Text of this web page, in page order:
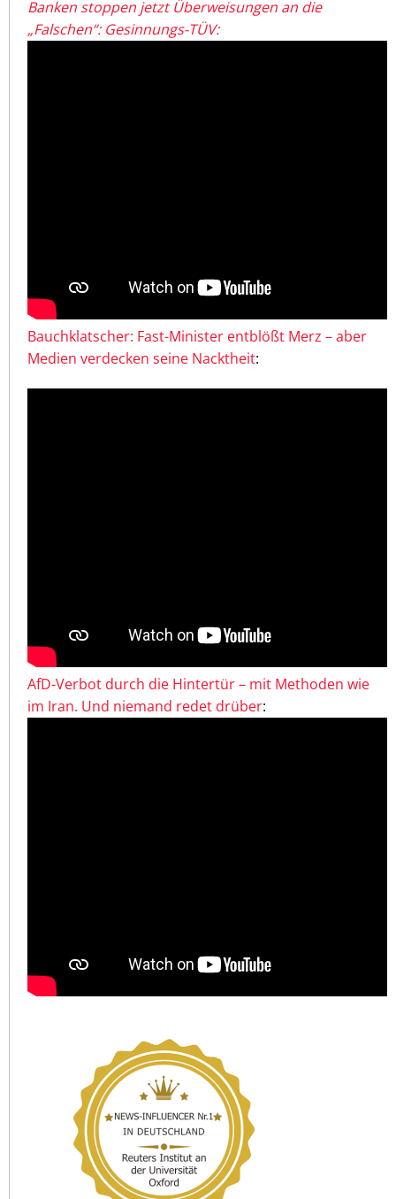
Banken stoppen jetzt Überweisungen an die
„Falschen“: Gesinnungs-TÜV:
Bauchklatscher: Fast-Minister entblößt Merz – aber
Medien verdecken seine Nacktheit:
AfD-Verbot durch die Hintertür – mit Methoden wie
im Iran. Und niemand redet drüber: